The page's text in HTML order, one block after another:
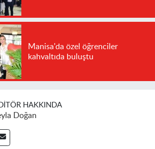
Manisa'da özel öğrenciler
kahvaltıda buluştu
HAKKINDA
Doğan